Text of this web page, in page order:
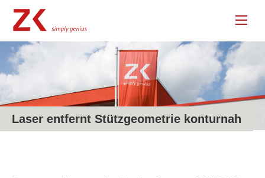
Laser entfernt Stützgeometrie konturnah